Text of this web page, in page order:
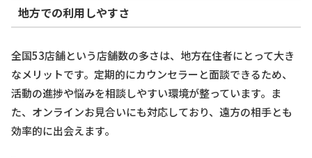
地方での利用しやすさ
全国53店舗という店舗数の多さは、地方在住者にとって大き
なメリットです。定期的にカウンセラーと面談できるため、
活動の進捗や悩みを相談しやすい環境が整っています。ま
た、オンラインお見合いにも対応しており、遠方の相手とも
効率的に出会えます。